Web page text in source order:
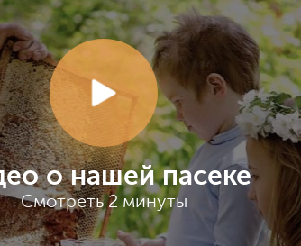
о нашей пасеке
Смотреть 2 минуты